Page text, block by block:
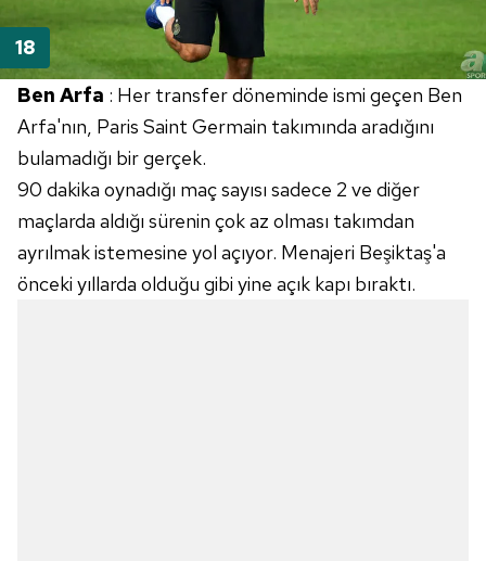
Ben Arfa : Her transfer döneminde ismi geçen Ben
Arfa'nın, Paris Saint Germain takımında aradığını
bulamadığı bir gerçek.
90 dakika oynadığı maç sayısı sadece 2 ve diğer
maçlarda aldığı sürenin çok az olması takımdan
ayrılmak istemesine yol açıyor. Menajeri Beşiktaş'a
önceki yıllarda olduğu gibi yine açık kapı bıraktı.